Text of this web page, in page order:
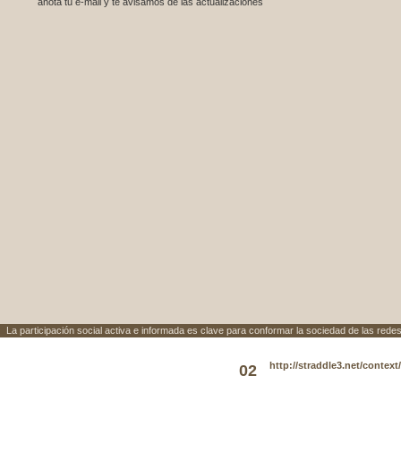
La participación social activa e informada es clave para conformar la sociedad de las
02 http://straddle3.net/context/